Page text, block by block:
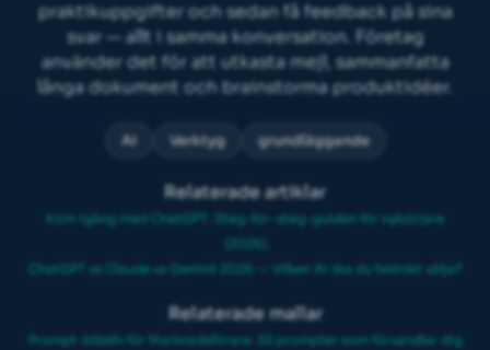
praktikuppgifter och sedan få feedback på sina
svar — allt i samma konversation. Företag
använder det för att utkasta mejl, sammanfatta
långa dokument och brainstorma produktidéer.
AI Verktyg grundläggande
Relaterade artiklar
Kom igång med ChatGPT: Steg-för-steg-guiden för nybörjare
(2026)
ChatGPT vs Claude vs Gemini 2026 — Vilken AI ska du faktiskt välja?
Relaterade mallar
Prompt-bibeln för Marknadsförare: 33 prompter som förvandlar dig